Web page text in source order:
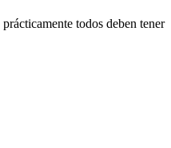
todos deben tener